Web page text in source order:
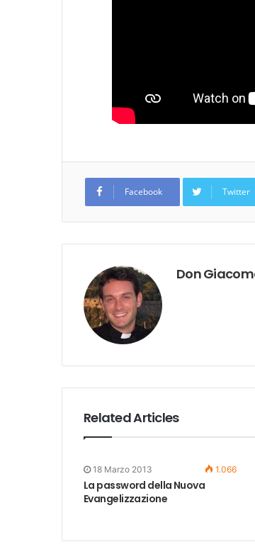
Facebook Twitter
Don
Related Articles
18 Marzo 2013 1.066
La password della Nuova
Evangelizzazione